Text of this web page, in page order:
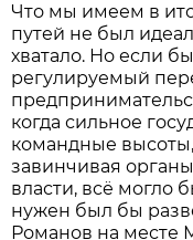
Что мы имеем в
путей не был
хватало. Но если
регулируемый
когда сильное
командные
завинчивая
власти, всё могло
нужен был бы
Романов на месте